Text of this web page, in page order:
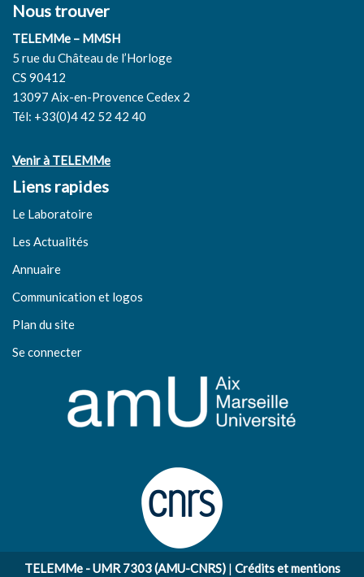
Nous trouver
TELEMMe – MMSH
5 rue du Château de l’Horloge
CS 90412
13097 Aix-en-Provence Cedex 2
Tél: +33(0)4 42 52 42 40
Venir à TELEMMe
Liens rapides
Le Laboratoire
Les Actualités
Annuaire
Communication et logos
Plan du site
Se connecter
TELEMMe - UMR 7303 (AMU-CNRS)| Crédits et mentions